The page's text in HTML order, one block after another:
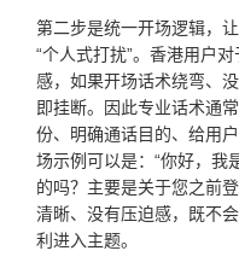
第二步是统一开场逻辑，
“个人式打扰”。香港用户
感，如果开场话术绕弯、
即挂断。因此专业话术通
份、明确通话目的、给用
场示例可以是：“你好，我
的吗？主要是关于您之前
清晰、没有压迫感，既不
利进入主题。